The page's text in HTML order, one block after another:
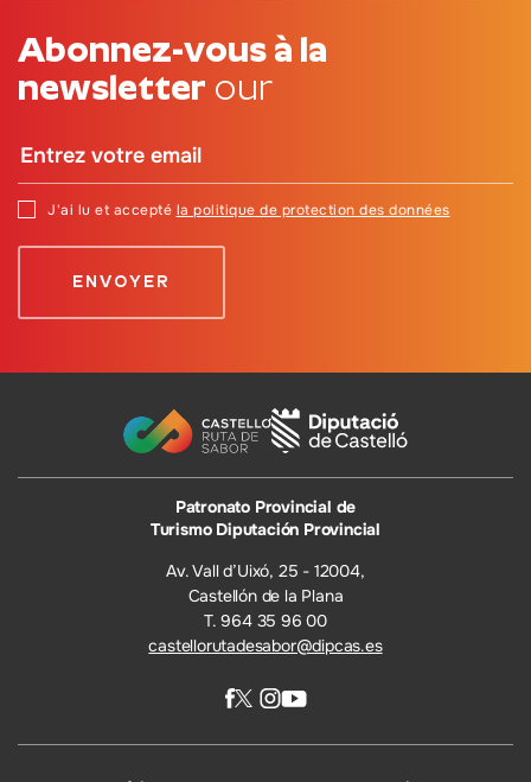
Abonnez-vous à la
newsletter our
J'ai lu et accepté la politique de protection des données
Patronato Provincial de
Turismo Diputación Provincial
Av. Vall d’Uixó, 25 - 12004,
Castellón de la Plana
T. 964 35 96 00
castellorutadesabor@dipcas.es